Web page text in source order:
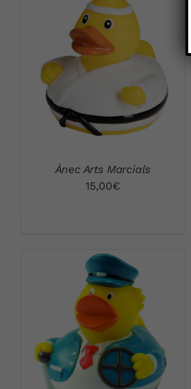
VISTA RÁPIDA
Ànec Arts Marcials
15,00€
VISTA RÁPIDA